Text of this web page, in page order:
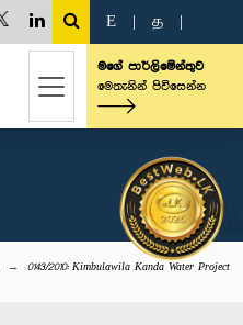
E த
මගේ පාර්ලිමේන්තුව
මෙතැනින් පිවිසෙන්න
0143/2010: Kimbulawila Kanda Water Project